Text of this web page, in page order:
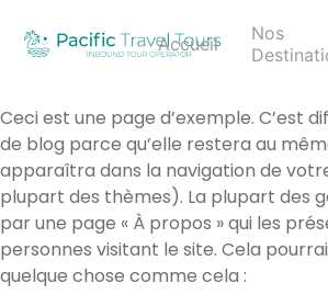
Accueil
Nos
Ceci est une page d’exemple. C’est
de blog parce qu’elle restera au
apparaîtra dans la navigation de
plupart des thèmes). La plupart des
par une page « À propos » qui les
personnes visitant le site. Cela
quelque chose comme cela :